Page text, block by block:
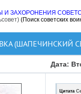
И ЗАХОРОНЕНИЯ
(Поиск советских
(ШАПЕЧИНСКИЙ
Дата:
Цитата